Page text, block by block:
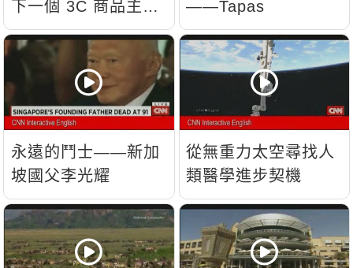
下一個 3C 商品主
流？
——Tapas
永遠的鬥士——新加
坡國父李光耀
從無重力太空尋找人
類醫學進步契機